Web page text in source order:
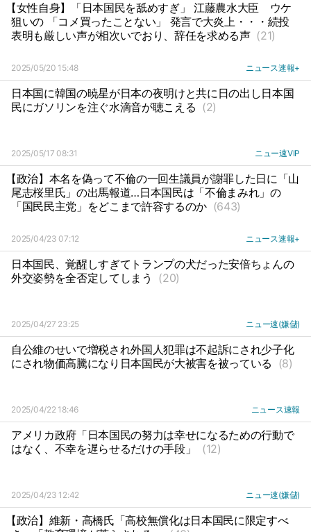
【女性自身】「日本国民を舐めすぎ」 江藤農水大臣
ウケ
狙いの 「コメ買ったことない」 発言で大炎上・・・続投
表明も厳しい声が相次いでおり、辞任を求める声 (21)
2025/05/20 15:48 ニュース速報+
日本国に韓国の暁星が日本の夜明けと共に日の出し日本国
民にガソリンを注ぐ水滴音が聴こえる (2)
2025/05/17 08:31 ニュー速VIP
【政治】本名を偽って不倫の一回生議員が謝罪した日に「山
尾志桜里氏」の出馬報道…日本国民は「不倫まみれ」の
「国民民主党」をどこまで許容するのか (643)
2025/04/23 07:12 ニュース速報+
日本国民、覚醒しすぎてトランプの犬だった安倍ちょんの
外交姿勢を全否定してしまう
(20)
2025/04/27 23:25 ニュー速(嫌儲)
自公維のせいで増税され外国人犯罪は不起訴にされ少子化
にされ物価高騰になり日本国民が大被害を被っている (8)
2025/04/22 18:46 ニュース速報
アメリカ政府「日本国民の努力は幸せになるための行動で
はなく、不幸を遅らせるだけの手段」
(12)
2025/04/23 12:42 ニュー速(嫌儲)
【政治】維新・高橋氏「高校無償化は日本国民に限定すべ